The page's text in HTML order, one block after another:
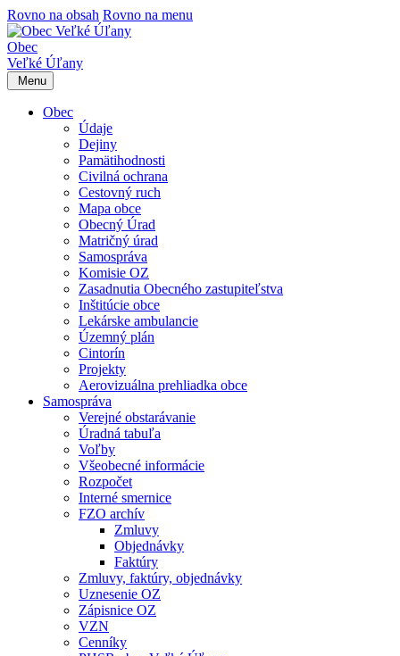
Rovno na obsah Rovno na menu
Obec
Veľké Úľany
Menu
Obec
Údaje
Dejiny
Pamätihodnosti
Civilná ochrana
Cestovný ruch
Mapa obce
Obecný Úrad
Matričný úrad
Samospráva
Komisie OZ
Zasadnutia Obecného zastupiteľstva
Inštitúcie obce
Lekárske ambulancie
Územný plán
Cintorín
Projekty
Aerovizuálna prehliadka obce
Samospráva
Verejné obstarávanie
Úradná tabuľa
Voľby
Všeobecné informácie
Rozpočet
Interné smernice
FZO archív
Zmluvy
Objednávky
Faktúry
Zmluvy, faktúry, objednávky
Uznesenie OZ
Zápisnice OZ
VZN
Cenníky